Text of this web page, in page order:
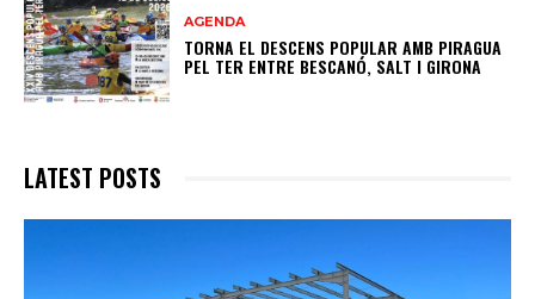
AGENDA
TORNA EL DESCENS POPULAR AMB PIRAGUA
PEL TER ENTRE BESCANÓ, SALT I GIRONA
LATEST POSTS